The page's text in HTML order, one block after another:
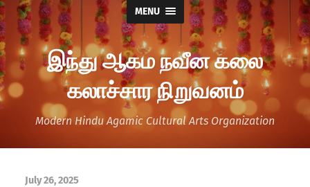
MENU
இந்து ஆகம நவீன கலை
கலாச்சார நிறுவனம்
Modern Hindu Agamic Cultural Arts Organization
July 26, 2025